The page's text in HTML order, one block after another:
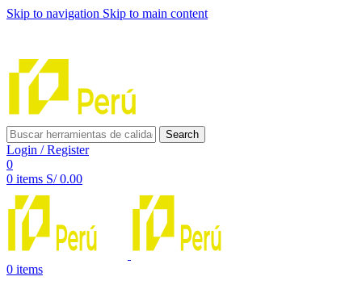
Skip to navigation Skip to main content
Search
Login / Register
0
0 items S/0.00
0 items